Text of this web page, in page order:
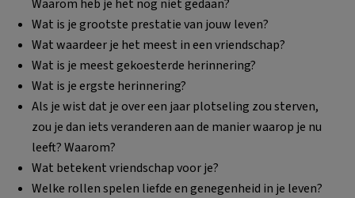
Waarom heb je het nog niet gedaan?
Wat is je grootste prestatie van jouw leven?
Wat waardeer je het meest in een vriendschap?
Wat is je meest gekoesterde herinnering?
Wat is je ergste herinnering?
Als je wist dat je over een jaar plotseling zou sterven,
zou je dan iets veranderen aan de manier waarop je nu
leeft? Waarom?
Wat betekent vriendschap voor je?
Welke rollen spelen liefde en genegenheid in je leven?